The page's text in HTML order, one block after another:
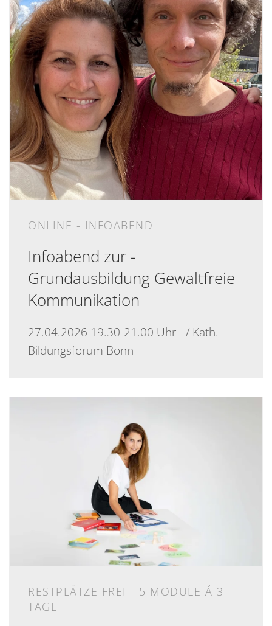
ONLINE - INFOABEND
Infoabend zur -
Grundausbildung Gewaltfreie
Kommunikation
27.04.2026 19.30-21.00 Uhr - / Kath.
Bildungsforum Bonn
RESTPLÄTZE FREI - 5 MODULE Á 3
TAGE